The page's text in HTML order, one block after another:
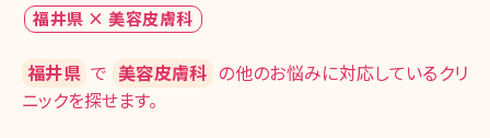
福井県 × 美容皮膚科
福井県 で 美容皮膚科 の他のお悩みに対応しているクリ
ニックを探せます。